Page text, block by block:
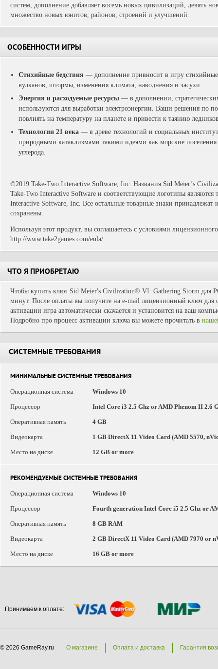
систем, дополнение добавляет восемь новых цивилизаций, девять
множество новых юнитов, районов, строений и улучшений.
ОСОБЕННОСТИ ИГРЫ
Стихийные бедствия — дополнение привносит в игру стихийные
вулканов, штормы, изменения климата, наводнения и засухи.
Энергия и расходуемые ресурсы — в дополнении,
используются для выработки электроэнергии. Ваши решения по
повлиять на температуру на планете и привести к таянию
Технологии 21 века — в древе технологий и социальных
природными катаклизмами такими идеями как морские
углерода.
©2019 Take-Two Interactive Software, Inc. Названия Sid Meier’s
Take-Two Interactive Software и соответствующие логотипы
Interactive Software, Inc. Все остальные товарные знаки принадлежат
сохранены.
Используя этот продукт, вы соглашаетесь с условиями
http://www.take2games.com/eula/
ЧТО Я ПРИОБРЕТАЮ
Чтобы купить ключ Sid Meier's Civilization® VI: Gathering Storm для
минут. После оплаты вы получите на e-mail лицензионный ключ для
активации игра автоматически скачается и установится на ваш
Подробно про процесс активации ключа вы можете прочитать в
СИСТЕМНЫЕ ТРЕБОВАНИЯ
МИНИМАЛЬНЫЕ СИСТЕМНЫЕ ТРЕБОВАНИЯ
Операционная система
Windows 10
Процессор Intel Core i3 2.5 Ghz or AMD Phenom II 2.6
Оперативная память 4 GB
Видеокарта 1 GB DirectX 11 Video Card (AMD 5570,
Место на диске 12 GB or more
РЕКОМЕНДУЕМЫЕ СИСТЕМНЫЕ ТРЕБОВАНИЯ
Операционная система
Windows 10
Процессор Fourth generation Intel Core i5 2.5 Ghz or
Оперативная память 8 GB RAM
Видеокарта 2 GB DirectX 11 Video Card (AMD 7970 or
Место на диске 16 GB or more
Принимаем к оплате:
© 2026 GameRay.ru О магазине Оплата и доставка Гарантия